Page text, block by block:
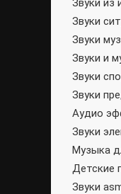
Звуки из
Звуки
Звуки
Звуки и
Звуки
Звуки
Аудио
Звуки
Музыка
Детские
Звуки